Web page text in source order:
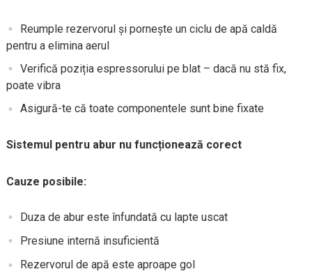
Reumple rezervorul și pornește un ciclu de apă caldă
pentru a elimina aerul
Verifică poziția espressorului pe blat – dacă nu stă fix,
poate vibra
Asigură-te că toate componentele sunt bine fixate
Sistemul pentru abur nu funcționează corect
Cauze posibile:
Duza de abur este înfundată cu lapte uscat
Presiune internă insuficientă
Rezervorul de apă este aproape gol